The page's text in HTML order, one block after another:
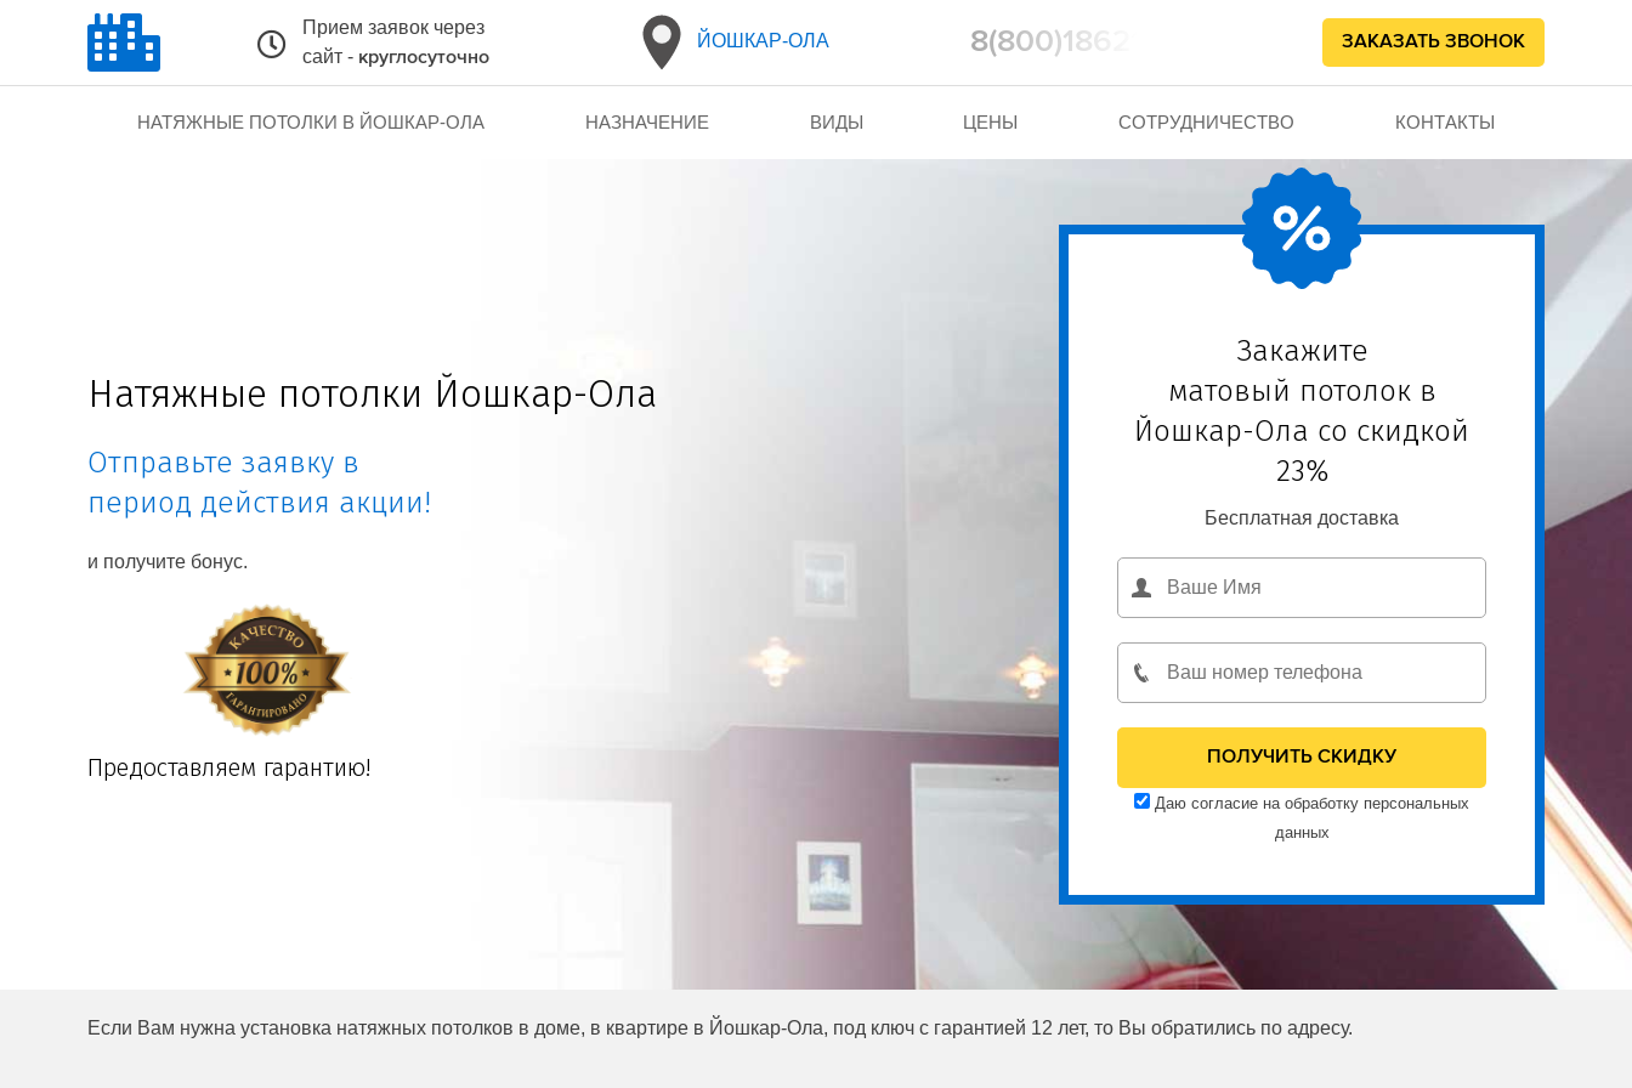
Прием заявок через
сайт - круглосуточно
ЙОШКАР-ОЛА 8(800)1862102 ЗАКАЗАТЬ ЗВОНОК
НАТЯЖНЫЕ ПОТОЛКИ В ЙОШКАР-ОЛА НАЗНАЧЕНИЕ ВИДЫ ЦЕНЫ СОТРУДНИЧЕСТВО КОНТАКТЫ
Натяжные потолки Йошкар-Ола
Отправьте заявку в
период действия акции!
и получите бонус.
Предоставляем гарантию!
Закажите
матовый потолок в
Йошкар-Ола со скидкой
23%
Бесплатная доставка
Даю согласие на обработку персональных
данных
Если Вам нужна установка натяжных потолков в доме, в квартире в Йошкар-Ола, под ключ с гарантией 12 лет, то Вы обратились по адресу.